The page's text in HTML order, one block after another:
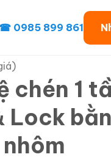
☎ 0985 899 861
chén 1
Lock